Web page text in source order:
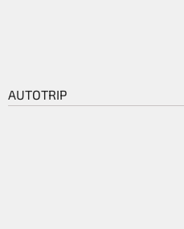
AUTOTRIP